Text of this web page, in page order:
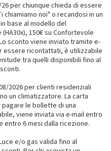
per chiunque chieda di essere
noi" o recandosi in un
base al modello del
150€ su Confortevole
sconto viene inviato tramite e-
essere ricontattati, è utilizzabile
tra quelli disponibili fino al
2026 per clienti residenziali
un climatizzatore. La carta
le bollette di una
viene inviata via e-mail entro
entro 6 mesi dalla ricezione.
e/o gas valida fino al